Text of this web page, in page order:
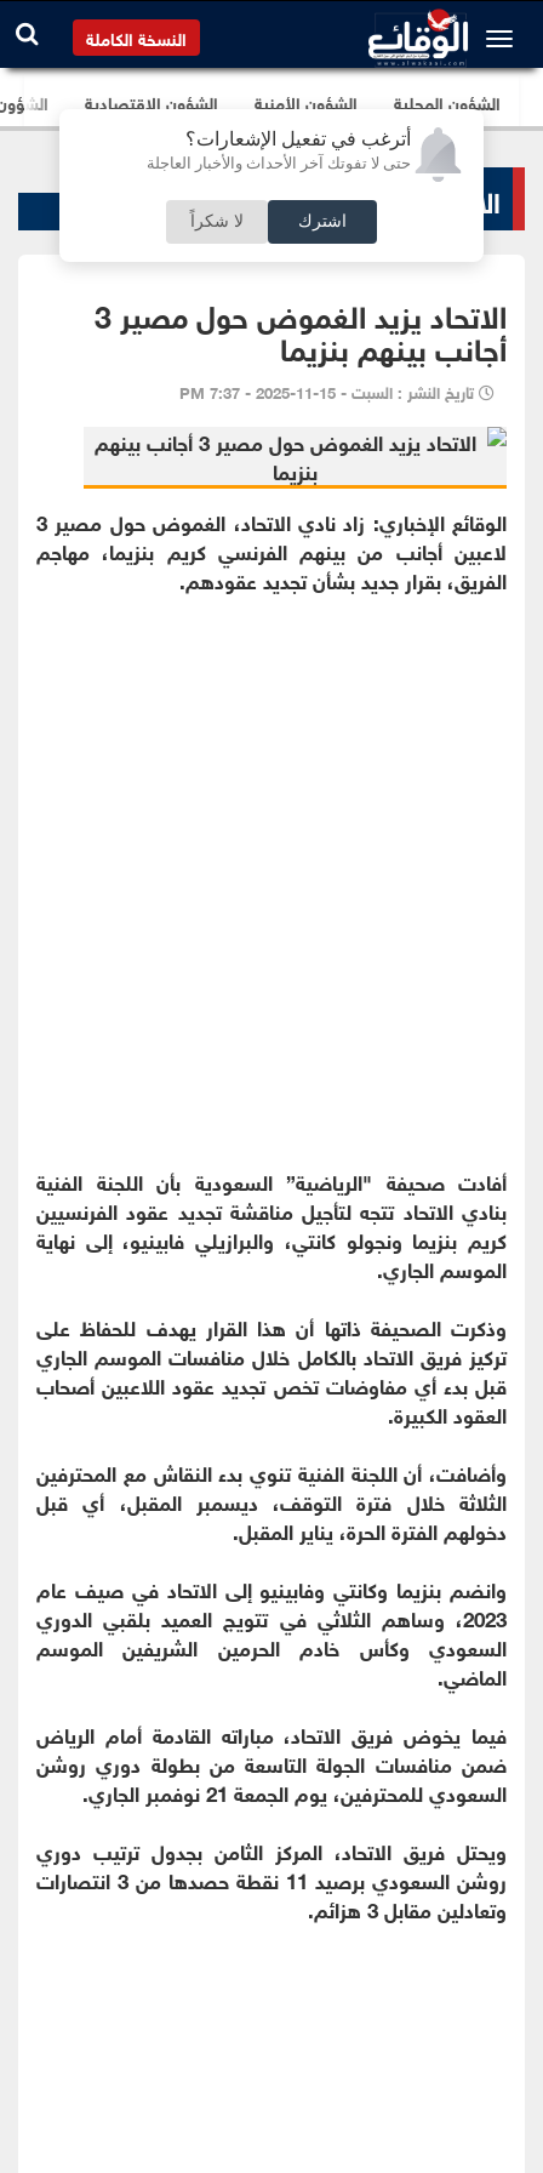
أترغب في تفعيل الإشعارات؟
حتى لا تفوتك آخر الأحداث والأخبار العاجلة
اشترك لا شكراً
النسخة الكاملة
الشؤون المحلية الشؤون الأمنية الشؤون الإقتصادية
الاخبار الرياضية
الاتحاد يزيد الغموض حول مصير 3
أجانب بينهم بنزيما
تاريخ النشر : السبت - 15-11-2025 - 7:37 PM
الوقائع الإخباري: زاد نادي الاتحاد، الغموض حول مصير 3
لاعبين أجانب من بينهم الفرنسي كريم بنزيما، مهاجم
الفريق، بقرار جديد بشأن تجديد عقودهم.
أفادت صحيفة "الرياضية” السعودية بأن اللجنة الفنية
بنادي الاتحاد تتجه لتأجيل مناقشة تجديد عقود الفرنسيين
كريم بنزيما ونجولو كانتي، والبرازيلي فابينيو، إلى نهاية
الموسم الجاري.
وذكرت الصحيفة ذاتها أن هذا القرار يهدف للحفاظ على
تركيز فريق الاتحاد بالكامل خلال منافسات الموسم الجاري
قبل بدء أي مفاوضات تخص تجديد عقود اللاعبين أصحاب
العقود الكبيرة.
وأضافت، أن اللجنة الفنية تنوي بدء النقاش مع المحترفين
الثلاثة خلال فترة التوقف، ديسمبر المقبل، أي قبل
دخولهم الفترة الحرة، يناير المقبل.
وانضم بنزيما وكانتي وفابينيو إلى الاتحاد في صيف عام
2023، وساهم الثلاثي في تتويج العميد بلقبي الدوري
السعودي وكأس خادم الحرمين الشريفين الموسم
الماضي.
فيما يخوض فريق الاتحاد، مباراته القادمة أمام الرياض
ضمن منافسات الجولة التاسعة من بطولة دوري روشن
السعودي للمحترفين، يوم الجمعة 21 نوفمبر الجاري.
ويحتل فريق الاتحاد، المركز الثامن بجدول ترتيب دوري
روشن السعودي برصيد 11 نقطة حصدها من 3 انتصارات
وتعادلين مقابل 3 هزائم.